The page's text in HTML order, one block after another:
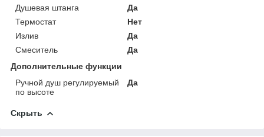
Душевая штанга
Да
Термостат
Нет
Излив
Да
Смеситель
Да
Дополнительные функции
Ручной душ регулируемый
по высоте
Да
Скрыть